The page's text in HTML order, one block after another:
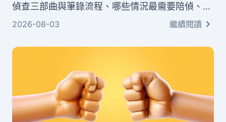
偵查三部曲與筆錄流程、哪些情況最需要陪偵、委
任陪偵律師的四大好處、日間與夜間的費用行情，
程，幫你保障權益。
2026-08-03 繼續閱讀